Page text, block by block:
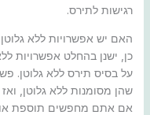
רגישות לתירס.
האם יש אפשרויות ללא גלוטן
כן, ישנן בהחלט אפשרויות
על בסיס תירס ללא גלוטן.
שהן מסומנות ללא גלוטן,
אם אתם מחפשים תוספת או